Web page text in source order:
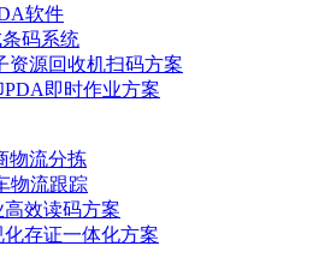
软件
码系统
资源回收机扫码方案
即时作业方案
物流分拣
物流跟踪
效读码方案
存证一体化方案